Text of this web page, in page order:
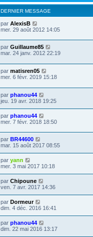
DERNIER MESSAGE
par AlexisB
mer. 29 août 2012 14:05
par Guillaume85
mar. 24 janv. 2012 22:19
par matisren05
mer. 6 févr. 2019 15:18
par phanou44
jeu. 19 avr. 2018 19:25
par phanou44
mer. 7 févr. 2018 18:50
par BR44600
mar. 15 août 2017 08:55
par yann
mer. 3 mai 2017 10:18
par Chipoune
ven. 7 avr. 2017 14:36
par Dormeur
dim. 4 déc. 2016 16:41
par phanou44
dim. 22 mai 2016 13:17